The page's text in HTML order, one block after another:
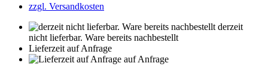
zzgl. Versandkosten
derzeit
nicht lieferbar. Ware bereits nachbestellt
Lieferzeit auf Anfrage
auf Anfrage